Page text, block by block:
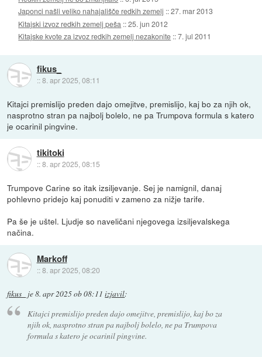
Japonci našli veliko nahajališče redkih zemelj ::27. mar 2013
Kitajski izvoz redkih zemelj peša ::25. jun 2012
Kitajske kvote za izvoz redkih zemelj nezakonite ::7. jul 2011
fikus_
::8. apr 2025, 08:11
Kitajci premislijo preden dajo omejitve, premislijo, kaj bo za njih ok,
nasprotno stran pa najbolj bolelo, ne pa Trumpova formula s katero
je ocarinil pingvine.
tikitoki
::8. apr 2025, 08:15
Trumpove Carine so itak izsiljevanje. Sej je namignil, danaj
pohlevno pridejo kaj ponuditi v zameno za nižje tarife.
Pa še je uštel. Ljudje so naveličani njegovega izsiljevalskega
načina.
Markoff
::8. apr 2025, 08:20
fikus_ je8. apr 2025 ob 08:11 izjavil:
Kitajci premislijo preden dajo omejitve, premislijo, kaj bo za
njih ok, nasprotno stran pa najbolj bolelo, ne pa Trumpova
formula s katero je ocarinil pingvine.